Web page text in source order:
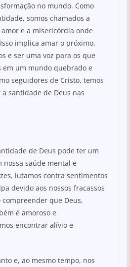
no mundo. Como
somos chamados a
e a misericórdia onde
implica amar o próximo,
e ser uma voz para os que
em um mundo quebrado e
seguidores de Cristo, temos
santidade de Deus nas
de Deus pode ter um
saúde mental e
lutamos contra sentimentos
devido aos nossos fracassos
compreender que Deus,
é amoroso e
encontrar alívio e
e, ao mesmo tempo, nos